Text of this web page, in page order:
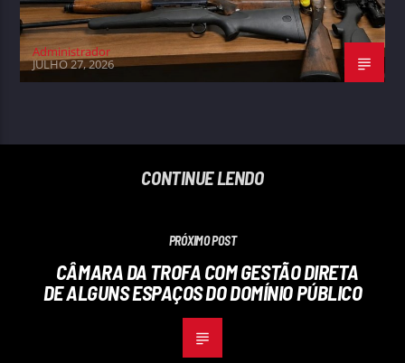
Administrador
JULHO 27, 2026
CONTINUE LENDO
PRÓXIMO POST
CÂMARA DA TROFA COM GESTÃO DIRETA
DE ALGUNS ESPAÇOS DO DOMÍNIO PÚBLICO